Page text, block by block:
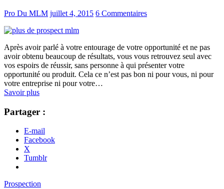
Pro Du MLM juillet 4, 2015 6 Commentaires
Après avoir parlé à votre entourage de votre opportunité et ne pas
avoir obtenu beaucoup de résultats, vous vous retrouvez seul avec
vos espoirs de réussir, sans personne à qui présenter votre
opportunité ou produit. Cela ce n’est pas bon ni pour vous, ni pour
votre entreprise ni pour votre…
Savoir plus
Partager :
E-mail
Facebook
X
Tumblr
Prospection